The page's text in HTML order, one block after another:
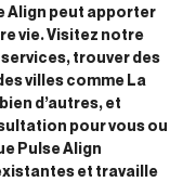
Align peut apporter
vie. Visitez notre
trouver des
villes comme La
d’autres, et
pour vous ou
Pulse Align
et travaille